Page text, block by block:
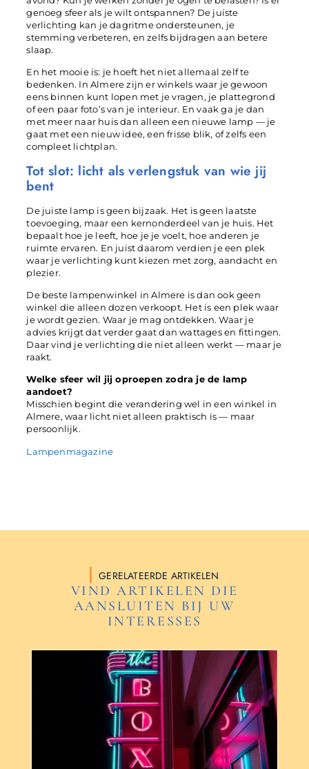
genoeg sfeer als je wilt ontspannen? De juiste
verlichting kan je dagritme ondersteunen, je
stemming verbeteren, en zelfs bijdragen aan betere
slaap.
En het mooie is: je hoeft het niet allemaal zelf te
bedenken. In Almere zijn er winkels waar je gewoon
eens binnen kunt lopen met je vragen, je plattegrond
of een paar foto’s van je interieur. En vaak ga je dan
met meer naar huis dan alleen een nieuwe lamp — je
gaat met een nieuw idee, een frisse blik, of zelfs een
compleet lichtplan.
Tot slot: licht als verlengstuk van wie jij
bent
De juiste lamp is geen bijzaak. Het is geen laatste
toevoeging, maar een kernonderdeel van je huis. Het
bepaalt hoe je leeft, hoe je je voelt, hoe anderen je
ruimte ervaren. En juist daarom verdien je een plek
waar je verlichting kunt kiezen met zorg, aandacht en
plezier.
De beste lampenwinkel in Almere is dan ook geen
winkel die alleen dozen verkoopt. Het is een plek waar
je wordt gezien. Waar je mag ontdekken. Waar je
advies krijgt dat verder gaat dan wattages en fittingen.
Daar vind je verlichting die niet alleen werkt — maar je
raakt.
Welke sfeer wil jij oproepen zodra je de lamp
aandoet?
Misschien begint die verandering wel in een winkel in
Almere, waar licht niet alleen praktisch is — maar
persoonlijk.
Lampenmagazine
GERELATEERDE ARTIKELEN
VIND ARTIKELEN DIE
AANSLUITEN BIJ UW
INTERESSES